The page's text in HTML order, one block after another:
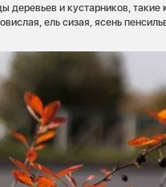
деревьев и кустарников, такие
ель сизая, ясень